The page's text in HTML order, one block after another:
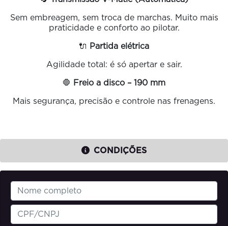
Sem embreagem, sem troca de marchas. Muito mais
praticidade e conforto ao pilotar.
🔌 Partida elétrica
Agilidade total: é só apertar e sair.
🛑 Freio a disco – 190 mm
Mais segurança, precisão e controle nas frenagens.
CONDIÇÕES